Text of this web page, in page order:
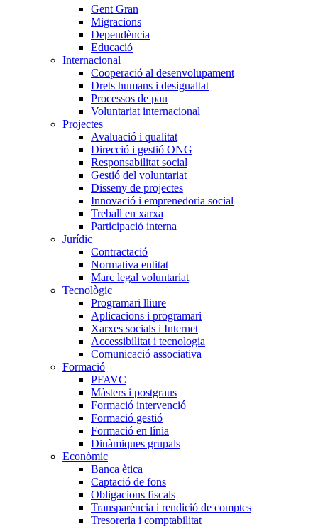
Gent Gran
Migracions
Dependència
Educació
Internacional
Cooperació al desenvolupament
Drets humans i desigualtat
Processos de pau
Voluntariat internacional
Projectes
Avaluació i qualitat
Direcció i gestió ONG
Responsabilitat social
Gestió del voluntariat
Disseny de projectes
Innovació i emprenedoria social
Treball en xarxa
Participació interna
Jurídic
Contractació
Normativa entitat
Marc legal voluntariat
Tecnològic
Programari lliure
Aplicacions i programari
Xarxes socials i Internet
Accessibilitat i tecnologia
Comunicació associativa
Formació
PFAVC
Màsters i postgraus
Formació intervenció
Formació gestió
Formació en línia
Dinàmiques grupals
Econòmic
Banca ètica
Captació de fons
Obligacions fiscals
Transparència i rendició de comptes
Tresoreria i comptabilitat